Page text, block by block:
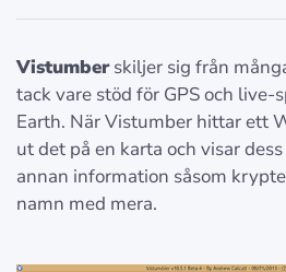
Vistumberskiljer sig från
tack vare stöd för GPS och live-
Earth. När Vistumber hittar ett
ut det på en karta och visar
annan information såsom
namn med mera.